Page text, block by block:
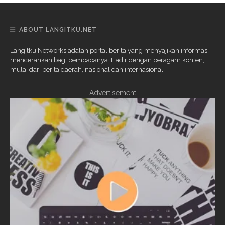
ABOUT LANGITKU.NET
Langitku Networks adalah portal berita yang menyajikan informasi
mencerahkan bagi pembacanya. Hadir dengan beragam konten,
mulai dari berita daerah, nasional dan internasional.
- Advertisement -